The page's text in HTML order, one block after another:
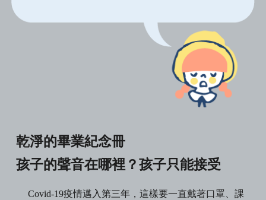
乾淨的畢業紀念冊
孩子的聲音在哪裡？孩子只能接受
Covid-19疫情邁入第三年，這樣要一直戴著口罩、課